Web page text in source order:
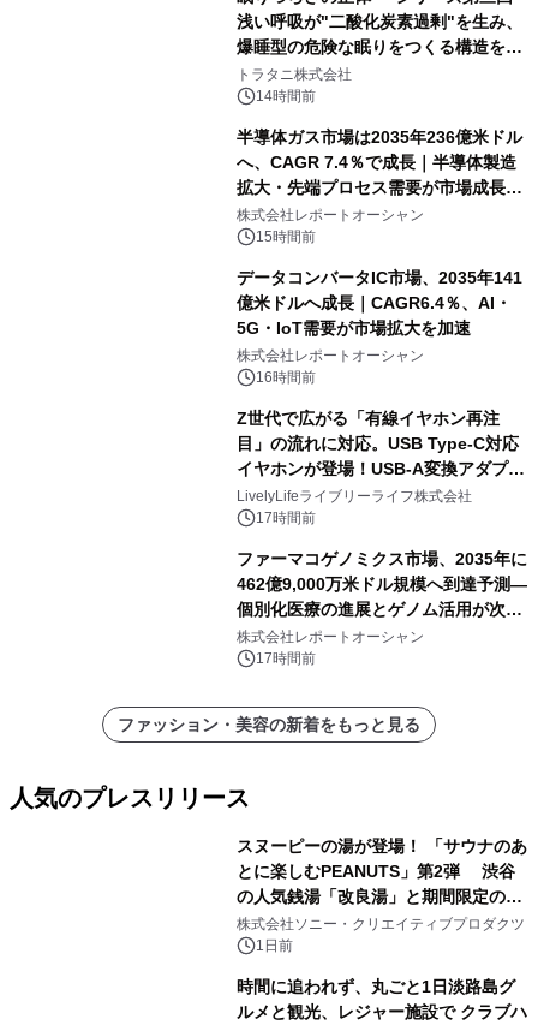
浅い呼吸が"二酸化炭素過剰"を生み、
爆睡型の危険な眠りをつくる構造を解
説
トラタニ株式会社
14時間前
半導体ガス市場は2035年236億米ドル
へ、CAGR 7.4％で成長｜半導体製造
拡大・先端プロセス需要が市場成長を
加速
株式会社レポートオーシャン
15時間前
データコンバータIC市場、2035年141
億米ドルへ成長｜CAGR6.4％、AI・
5G・IoT需要が市場拡大を加速
株式会社レポートオーシャン
16時間前
Z世代で広がる「有線イヤホン再注
目」の流れに対応。USB Type-C対応
イヤホンが登場！USB-A変換アダプタ
ー付きでスマホからパソコンまで幅広
く活用可能
LivelyLifeライブリーライフ株式会社
17時間前
ファーマコゲノミクス市場、2035年に
462億9,000万米ドル規模へ到達予測―
個別化医療の進展とゲノム活用が次世
代ヘルスケア投資を加速
株式会社レポートオーシャン
17時間前
ファッション・美容の新着をもっと見る
人気のプレスリリース
スヌーピーの湯が登場！ 「サウナのあ
とに楽しむPEANUTS」第2弾 渋谷
の人気銭湯「改良湯」と期間限定のコ
ラボレーション サウナイキタイコラ
ボグッズも発売決定！
株式会社ソニー・クリエイティブプロダクツ
1日前
時間に追われず、丸ごと1日淡路島グ
ルメと観光、レジャー施設で クラブハ